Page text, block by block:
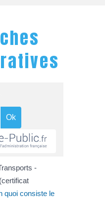
-
quoi consiste le